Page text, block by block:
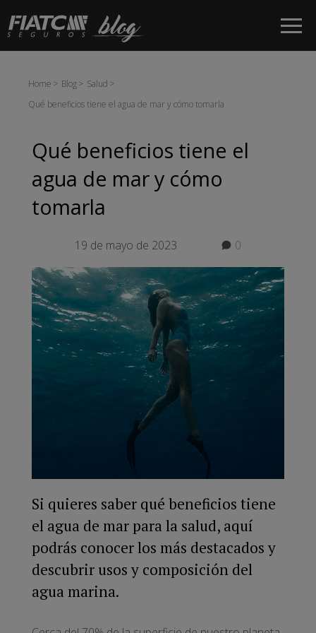
Saltar al contenido principal
Home Blog
Salud
Qué beneficios tiene el agua de mar y cómo tomarla
Qué beneficios tiene el
agua de mar y cómo
tomarla
19 de mayo de 2023 0
Si quieres saber qué beneficios tiene
el agua de mar para la salud, aquí
podrás conocer los más destacados y
descubrir usos y composición del
agua marina.